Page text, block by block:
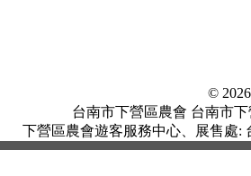
©
台南市下營區農會 台南市下
下營區農會遊客服務中心、展售處: